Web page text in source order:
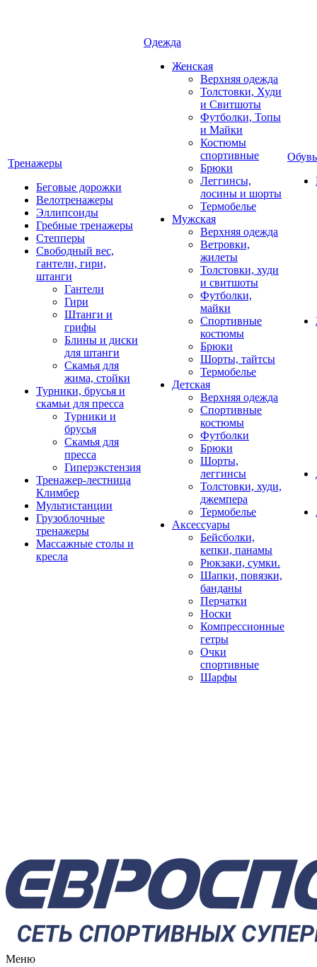
Тренажеры
Беговые дорожки
Велотренажеры
Эллипсоиды
Гребные тренажеры
Степперы
Свободный вес,
гантели, гири,
штанги
Гантели
Гири
Штанги и
грифы
Блины и диски
для штанги
Скамья для
жима, стойки
Турники, брусья и
скамьи для пресса
Турники и
брусья
Скамья для
пресса
Гиперэкстензия
Тренажер-лестница
Климбер
Мультистанции
Грузоблочные
тренажеры
Массажные столы и
кресла
Одежда
Женская
Верхняя одежда
Толстовки, Худи
и Свитшоты
Футболки, Топы
и Майки
Костюмы
спортивные
Брюки
Леггинсы,
лосины и шорты
Термобелье
Мужская
Верхняя одежда
Ветровки,
жилеты
Толстовки, худи
и свитшоты
Футболки,
майки
Спортивные
костюмы
Брюки
Шорты, тайтсы
Термобелье
Детская
Верхняя одежда
Спортивные
костюмы
Футболки
Брюки
Шорты,
леггинсы
Толстовки, худи,
джемпера
Термобелье
Аксессуары
Бейсболки,
кепки, панамы
Рюкзаки, сумки.
Шапки, повязки,
банданы
Перчатки
Носки
Компрессионные
гетры
Очки
спортивные
Шарфы
Обувь
Меню